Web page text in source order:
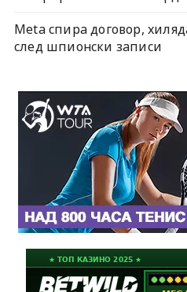
Meta спира договор,
след шпионски записи